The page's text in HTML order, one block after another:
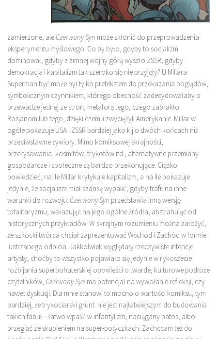
zamierzone, ale Czerwony Syn może skłonić do przeprowadzenia
eksperymentu myślowego. Co by było, gdyby to socjalizm
dominował, gdyby z zimnej wojny górą wyszło ZSSR, gdyby
demokracja i kapitalizm tak szeroko się nie przyjęły? U Millara
Superman być może był tylko pretekstem do przekazania poglądów,
symbolicznym czynnikiem, którego obecność zadecydowałaby o
przewadze jednej ze stron, metaforą tego, czego zabrakło
Rosjanom lub tego, dzięki czemu zwyciężyli Amerykanie. Millar w
ogóle pokazuje USA i ZSSR bardziej jako kij o dwóch końcach niż
przeciwstawne żywioły. Mimo komiksowej skrajności,
przerysowania, kosmitów, trykotów itd., alternatywne przemiany
gospodarcze i społeczne są bardzo przekonujące. Ciężko
powiedzieć, na ile Millar krytykuje kapitalizm, a na ile pokazuje
jedynie, że socjalizm miał szansę wypalić, gdyby trafił na inne
warunki do rozwoju. Czerwony Syn przedstawia inną wersję
totalitaryzmu, wskazując na jego ogólne źródła, abstrahując od
historycznych przykładów. W skrajnym rozumieniu można założyć,
że szkocki twórca chciał zaprezentować Wschód i Zachód w formie
lustrzanego odbicia. Jakkolwiek wyglądały rzeczywiste intencje
artysty, choćby to wszystko pojawiało się jedynie w rykoszecie
rozbijania superbohaterskiej opowieści o twarde, kulturowe podłoże
czytelników, Czerwony Syn ma potencjał na wywołanie refleksji, czy
nawet dyskusji. Dla mnie stanowi to mocno o wartości komiksu, tym
bardziej, że trykociarski grunt nie jest najłatwiejszym do budowania
takich fabuł – łatwo wpaść w infantylizm, naciągany patos, albo
przegiąć ze skupieniem na super-potyczkach. Zachęcam też do